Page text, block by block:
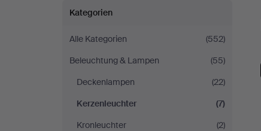
Kerzenleuchter
bei
Falun
Auktionsbyrå
Kategorien
Alle Kategorien
(552)
Beleuchtung & Lampen
(55)
Deckenlampen
(22)
Kerzenleuchter
(7)
Kronleuchter
(2)